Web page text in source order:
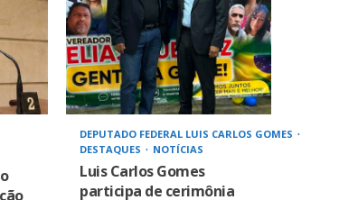
DEPUTADO FEDERAL LUIS CARLOS GOMES
DESTAQUES
NOTÍCIAS
Luis Carlos Gomes
participa de cerimônia